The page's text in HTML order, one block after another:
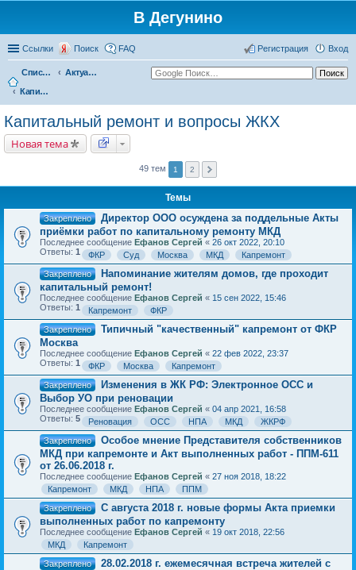
В Дегунино
Ссылки Поиск FAQ Вход
Регистрация
Список форумов
Актуальные вопросы
Капитальный ремонт и вопросы ЖКХ
Капитальный ремонт и вопросы ЖКХ
Новая тема
49 тем 1 2
Темы
Закреплено
Директор ООО осуждена за поддельные Акты
приёмки работ по капитальному ремонту МКД
Последнее сообщение Ефанов Сергей « 26 окт 2022, 20:10
Ответы: 1 ФКР Суд Москва МКД
Капремонт
Закреплено
Напоминание жителям домов, где проходит
капитальный ремонт!
Последнее сообщение Ефанов Сергей « 15 сен 2022, 15:46
Ответы: 1 Капремонт
ФКР
Закреплено
Типичный "качественный" капремонт от ФКР
Москва
Последнее сообщение Ефанов Сергей « 22 фев 2022, 23:37
Ответы: 1 ФКР Москва
Капремонт
Закреплено
Изменения в ЖК РФ: Электронное ОСС и
Выбор УО при реновации
Последнее сообщение Ефанов Сергей « 04 апр 2021, 16:58
Ответы: 5 Реновация ОСС НПА МКД
ЖКРФ
Закреплено
Особое мнение Представителя собственников
МКД при капремонте и Акт выполненных работ - ППМ-611
от 26.06.2018 г.
Последнее сообщение Ефанов Сергей « 27 ноя 2018, 18:22
Капремонт
МКД НПА
ППМ
Закреплено
С августа 2018 г. новые формы Акта приемки
выполненных работ по капремонту
Последнее сообщение Ефанов Сергей « 19 окт 2018, 22:56
МКД
Капремонт
Закреплено
28.02.2018 г. ежемесячная встреча жителей с